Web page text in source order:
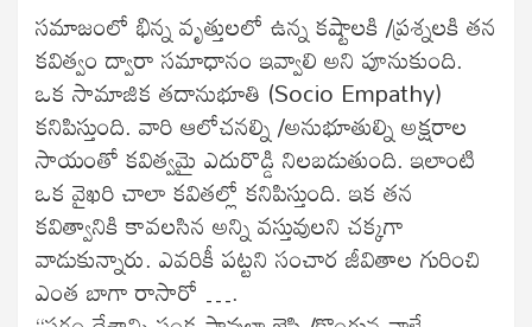
సమాజంలో భిన్న వృత్తులలో ఉన్న కష్టాలకి /ప్రశ్నలకి తన
కవిత్వం ద్వారా సమాధానం ఇవ్వాలి అని పూనుకుంది.
ఒక సామాజిక తదానుభూతి (Socio Empathy)
కనిపిస్తుంది. వారి ఆలోచనల్ని /అనుభూతుల్ని అక్షరాల
సాయంతో కవిత్వమై ఎదురొడ్డి నిలబడుతుంది. ఇలాంటి
ఒక వైఖరి చాలా కవితల్లో కనిపిస్తుంది. ఇక తన
కవిత్వానికి కావలసిన అన్ని వస్తువులని చక్కగా
వాడుకున్నారు. ఎవరికీ పట్టని సంచార జీవితాల గురించి
ఎంత బాగా రాసారో ….